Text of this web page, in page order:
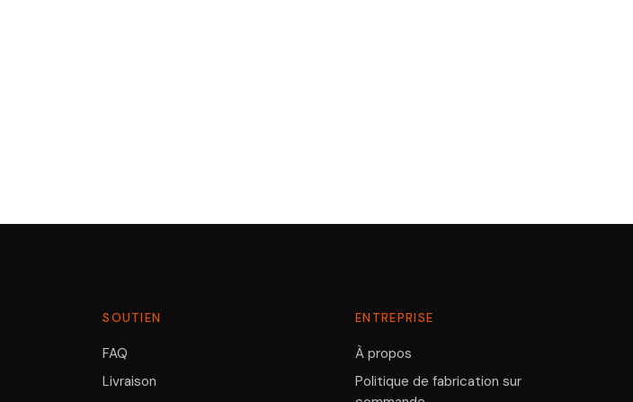
SOUTIEN
FAQ
Livraison
ENTREPRISE
À propos
Politique de fabrication sur